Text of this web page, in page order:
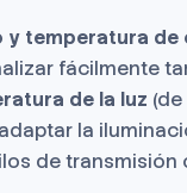
y temperatura de
fácilmente
de la luz
la
de transmisión